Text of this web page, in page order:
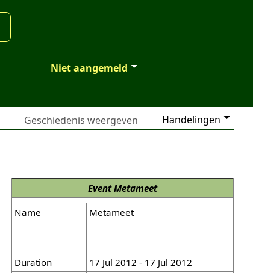
Niet aangemeld
Handelingen
Geschiedenis weergeven
EventMetameet
Name
Metameet
Duration
17 Jul 2012 - 17 Jul 2012